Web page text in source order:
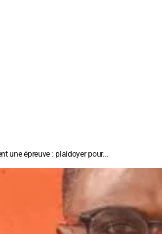
une épreuve : plaidoyer pour...